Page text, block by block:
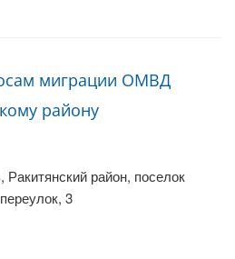
миграции ОМВД
району
Ракитянский район, поселок
3